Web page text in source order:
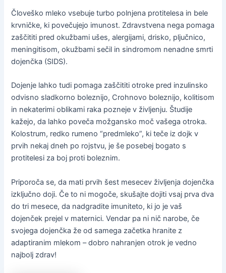
Človeško mleko vsebuje turbo polnjena protitelesa in bele
krvničke, ki povečujejo imunost. Zdravstvena nega pomaga
zaščititi pred okužbami ušes, alergijami, drisko, pljučnico,
meningitisom, okužbami sečil in sindromom nenadne smrti
dojenčka (SIDS).
Dojenje lahko tudi pomaga zaščititi otroke pred inzulinsko
odvisno sladkorno boleznijo, Crohnovo boleznijo, kolitisom
in nekaterimi oblikami raka pozneje v življenju. Študije
kažejo, da lahko poveča možgansko moč vašega otroka.
Kolostrum, redko rumeno “predmleko”, ki teče iz dojk v
prvih nekaj dneh po rojstvu, je še posebej bogato s
protitelesi za boj proti boleznim.
Priporoča se, da mati prvih šest mesecev življenja dojenčka
izključno doji. Če to ni mogoče, skušajte dojiti vsaj prva dva
do tri mesece, da nadgradite imuniteto, ki jo je vaš
dojenček prejel v maternici. Vendar pa ni nič narobe, če
svojega dojenčka že od samega začetka hranite z
adaptiranim mlekom – dobro nahranjen otrok je vedno
najbolj zdrav!